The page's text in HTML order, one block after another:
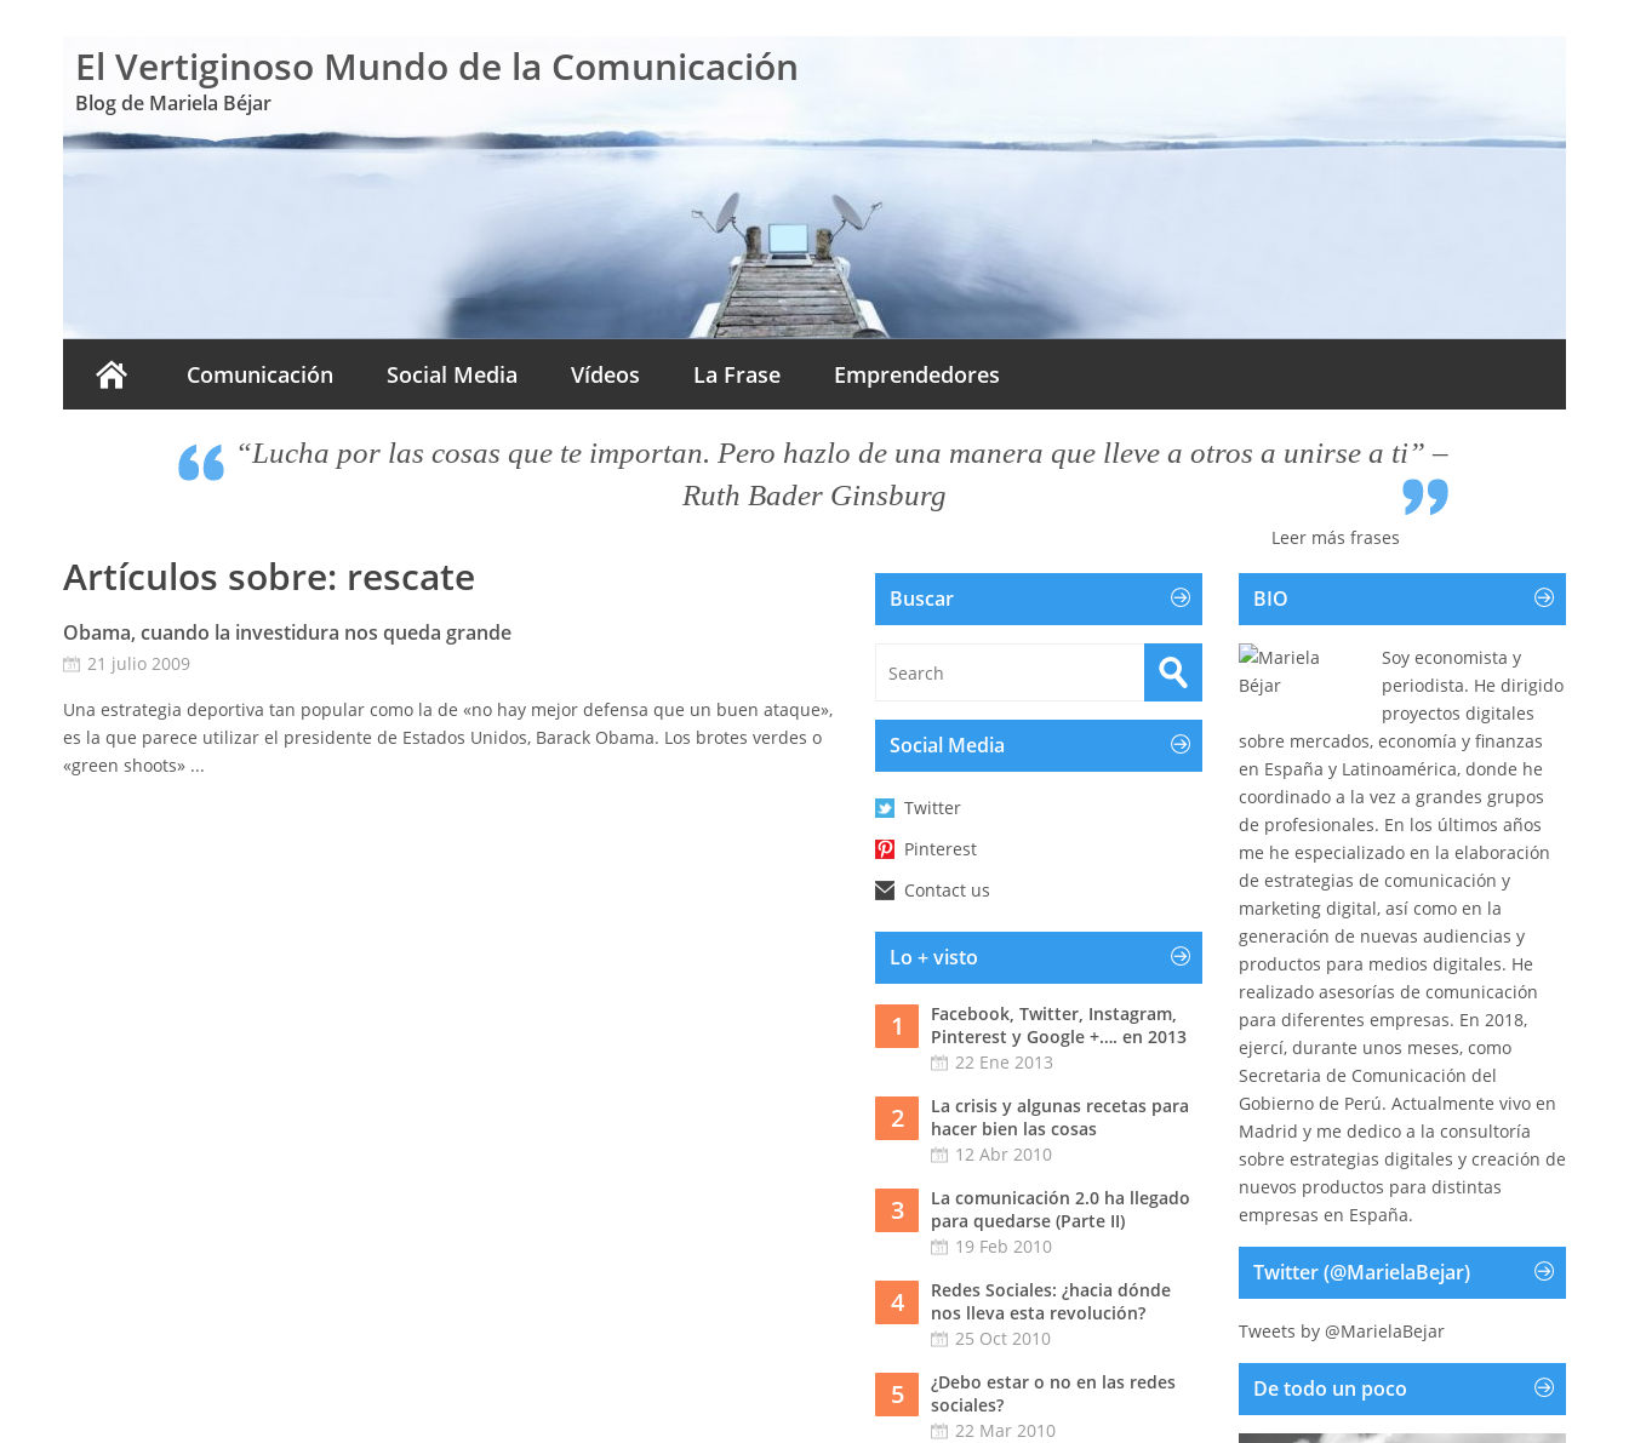
El Vertiginoso Mundo de la Comunicación
Blog de Mariela Béjar
Comunicación Social Media Vídeos La Frase Emprendedores
“Lucha por las cosas que te importan. Pero hazlo de una manera que lleve a otros a unirse a ti” –
Ruth Bader Ginsburg
Leer más frases
Artículos sobre: rescate
Obama, cuando la investidura nos queda grande
21 julio 2009
Una estrategia deportiva tan popular como la de «no hay mejor defensa que un buen ataque»,
es la que parece utilizar el presidente de Estados Unidos, Barack Obama. Los brotes verdes o
«green shoots» ...
Buscar
Social Media
Twitter
Pinterest
Contact us
Lo + visto
1
Facebook, Twitter, Instagram,
Pinterest y Google +…. en 2013
22 Ene 2013
2
La crisis y algunas recetas para
hacer bien las cosas
12 Abr 2010
3
La comunicación 2.0 ha llegado
para quedarse (Parte II)
19 Feb 2010
4
Redes Sociales: ¿hacia dónde
nos lleva esta revolución?
25 Oct 2010
5
¿Debo estar o no en las redes
sociales?
22 Mar 2010
BIO
Soy economista y
periodista. He dirigido
proyectos digitales
sobre mercados, economía y finanzas
en España y Latinoamérica, donde he
coordinado a la vez a grandes grupos
de profesionales. En los últimos años
me he especializado en la elaboración
de estrategias de comunicación y
marketing digital, así como en la
generación de nuevas audiencias y
productos para medios digitales. He
realizado asesorías de comunicación
para diferentes empresas. En 2018,
ejercí, durante unos meses, como
Secretaria de Comunicación del
Gobierno de Perú. Actualmente vivo en
Madrid y me dedico a la consultoría
sobre estrategias digitales y creación de
nuevos productos para distintas
empresas en España.
Twitter (@MarielaBejar)
Tweets by @MarielaBejar
De todo un poco